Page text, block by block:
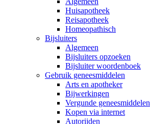
Huisapotheek
Reisapotheek
Homeopathisch
Bijsluiters
Algemeen
Bijsluiters opzoeken
Bijsluiter woordenboek
Gebruik geneesmiddelen
Arts en apotheker
Bijwerkingen
Vergunde geneesmiddelen
Kopen via internet
Autorijden